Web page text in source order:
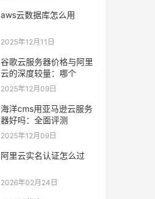
aws云数据库怎么用
2025年12月11日
谷歌云服务器价格与阿里
云的深度较量：哪个
2025年12月09日
海洋cms用亚马逊云服务
器好吗：全面评测
2025年12月09日
阿里云实名认证怎么过
2026年02月24日